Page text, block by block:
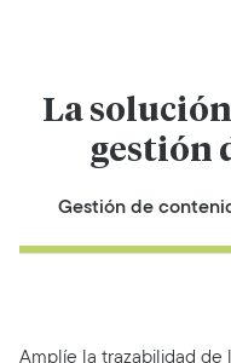
La
gestión
Gestión de
Amplíe la trazabilidad